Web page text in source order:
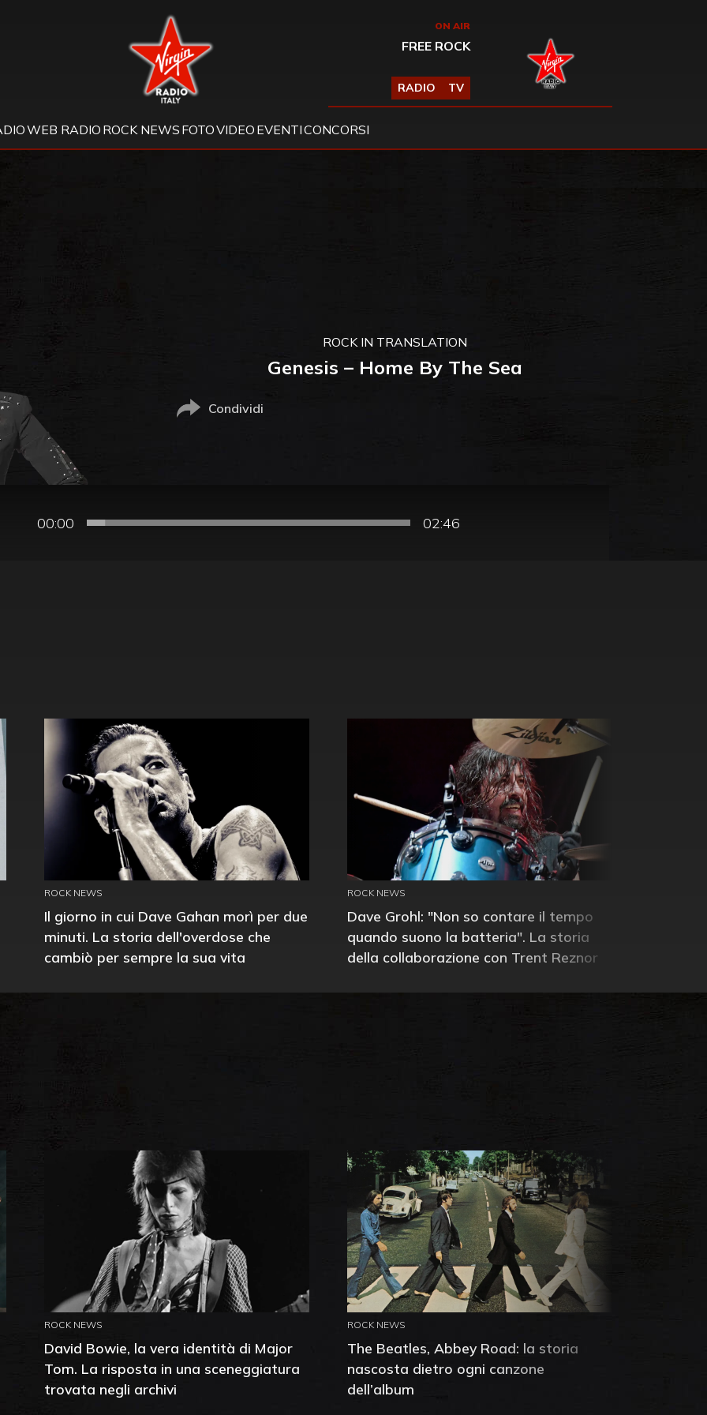
Virgin Radio ON AIR
FREE ROCK
RADIO TV
WEB RADIO ROCK NEWS FOTOVIDEO EVENTICONCORSI
ROCK IN TRANSLATION
Genesis – Home By The Sea
Condividi
00:00 02:46
ROCK NEWS
Il giorno in cui Dave Gahan morì per due
minuti. La storia dell'overdose che
cambiò per sempre la sua vita
ROCK NEWS
Dave Grohl: "Non so contare il tempo
quando suono la batteria". La storia
della collaborazione con Trent Reznor
ROCK NEWS
David Bowie, la vera identità di Major
Tom. La risposta in una sceneggiatura
trovata negli archivi
ROCK NEWS
The Beatles, Abbey Road: la storia
nascosta dietro ogni canzone
dell’album